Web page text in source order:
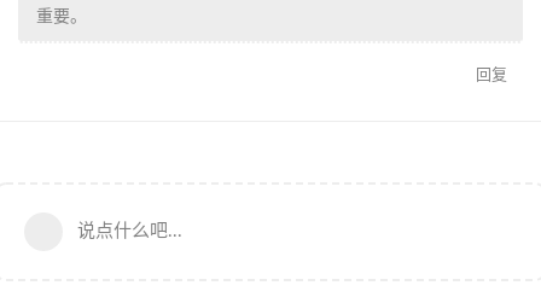
重要。
回复
说点什么吧...